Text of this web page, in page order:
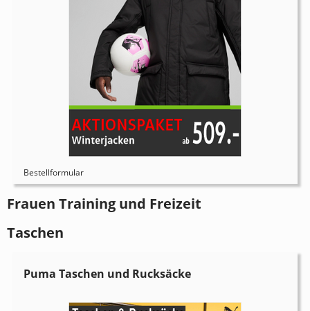
Bestellformular
Frauen Training und Freizeit
Taschen
Puma Taschen und Rucksäcke